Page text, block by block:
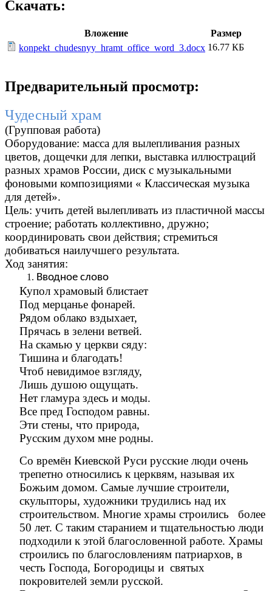
Скачать:
Вложение
Размер
konpekt_chudesnyy_hramt_office_word_3.docx 16.77 КБ
Предварительный просмотр:
Чудесный храм
(Групповая работа)
Оборудование: масса для вылепливания разных
цветов, дощечки для лепки, выставка иллюстраций
разных храмов России, диск с музыкальными
фоновыми композициями « Классическая музыка
для детей».
Цель: учить детей вылепливать из пластичной массы
строение; работать коллективно, дружно;
координировать свои действия; стремиться
добиваться наилучшего результата.
Ход занятия:
Вводное слово
Купол храмовый блистает
Под мерцанье фонарей.
Рядом облако вздыхает,
Прячась в зелени ветвей.
На скамью у церкви сяду:
Тишина и благодать!
Чтоб невидимое взгляду,
Лишь душою ощущать.
Нет гламура здесь и моды.
Все пред Господом равны.
Эти стены, что природа,
Русским духом мне родны.
Со времён Киевской Руси русские люди очень
трепетно относились к церквям, называя их
Божьим домом. Самые лучшие строители,
скульпторы, художники трудились над их
строительством. Многие храмы строились более
50 лет. С таким старанием и тщательностью люди
подходили к этой благословенной работе. Храмы
строились по благословлениям патриархов, в
честь Господа, Богородицы и святых
покровителей земли русской.